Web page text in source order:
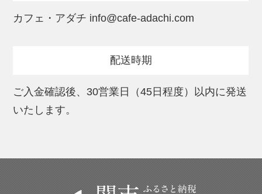
カフェ・アダチ info@cafe-adachi.com
配送時期
ご入金確認後、30営業日（45日程度）以内に発送
いたします。